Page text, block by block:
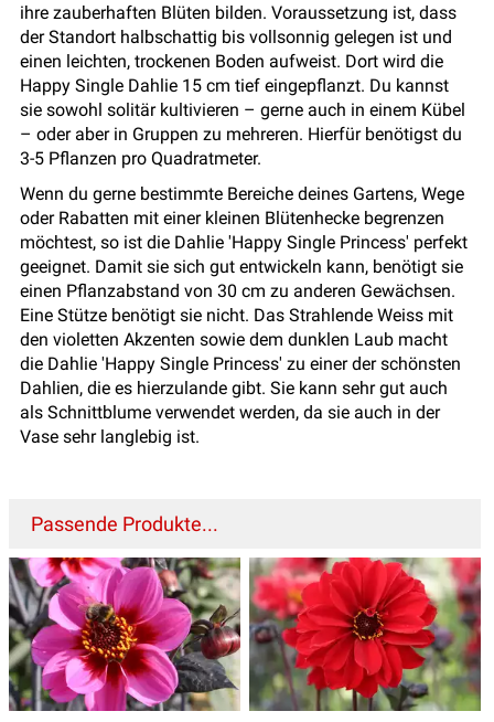
ihre zauberhaften Blüten bilden. Voraussetzung ist, dass
der Standort halbschattig bis vollsonnig gelegen ist und
einen leichten, trockenen Boden aufweist. Dort wird die
Happy Single Dahlie 15 cm tief eingepflanzt. Du kannst
sie sowohl solitär kultivieren – gerne auch in einem Kübel
– oder aber in Gruppen zu mehreren. Hierfür benötigst du
3-5 Pflanzen pro Quadratmeter.
Wenn du gerne bestimmte Bereiche deines Gartens, Wege
oder Rabatten mit einer kleinen Blütenhecke begrenzen
möchtest, so ist die Dahlie 'Happy Single Princess' perfekt
geeignet. Damit sie sich gut entwickeln kann, benötigt sie
einen Pflanzabstand von 30 cm zu anderen Gewächsen.
Eine Stütze benötigt sie nicht. Das Strahlende Weiss mit
den violetten Akzenten sowie dem dunklen Laub macht
die Dahlie 'Happy Single Princess' zu einer der schönsten
Dahlien, die es hierzulande gibt. Sie kann sehr gut auch
als Schnittblume verwendet werden, da sie auch in der
Vase sehr langlebig ist.
Passende Produkte...